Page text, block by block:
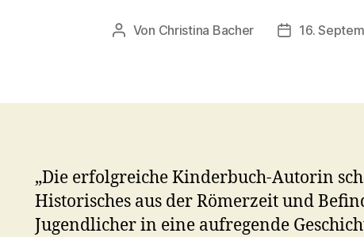
Beitragsautor
Von Christina Bacher 16.
„Die erfolgreiche Kinderbuch-Autorin
Historisches aus der Römerzeit und
Jugendlicher in eine aufregende